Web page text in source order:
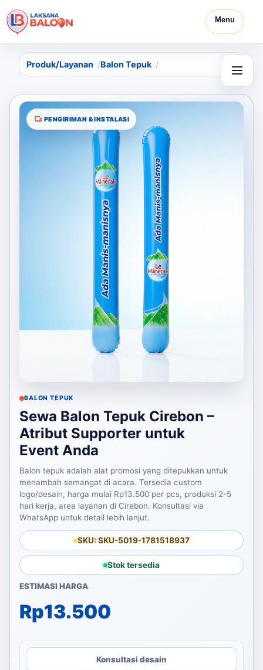
Menu
Produk/Layanan Balon Tepuk
PENGIRIMAN & INSTALASI
BALON TEPUK
Sewa Balon Tepuk Cirebon –
Atribut Supporter untuk
Event Anda
Balon tepuk adalah alat promosi yang ditepukkan untuk
menambah semangat di acara. Tersedia custom
logo/desain, harga mulai Rp13.500 per pcs, produksi 2-5
hari kerja, area layanan di Cirebon. Konsultasi via
WhatsApp untuk detail lebih lanjut.
SKU: SKU-5019-1781518937
Stok tersedia
ESTIMASI HARGA
Rp13.500
Konsultasi desain